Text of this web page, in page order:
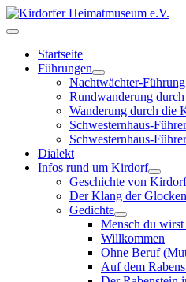
Startseite
Führungen
Nachtwächter-Führung
Rundwanderung
Wanderung durch die
Schwesternhaus-Führer
Schwesternhaus-
Dialekt
Infos rund um Kirdorf
Geschichte von Kirdorf
Der Klang der Glocken
Gedichte
Mensch du wirst
Willkommen
Ohne Beruf
Auf dem